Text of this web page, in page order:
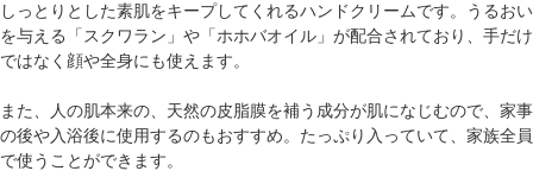
しっとりとした素肌をキープしてくれるハンドクリームです。うるおい
を与える「スクワラン」や「ホホバオイル」が配合されており、手だけ
ではなく顔や全身にも使えます。
また、人の肌本来の、天然の皮脂膜を補う成分が肌になじむので、家事
の後や入浴後に使用するのもおすすめ。たっぷり入っていて、家族全員
で使うことができます。